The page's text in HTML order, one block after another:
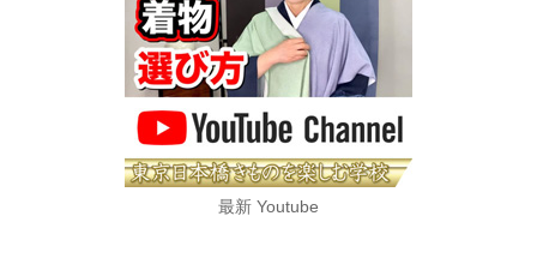
最新 Youtube